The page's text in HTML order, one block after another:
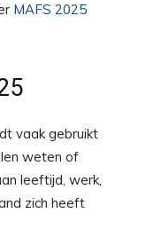
MAFS 2025
vaak gebruikt
weten of
leeftijd, werk,
zich heeft